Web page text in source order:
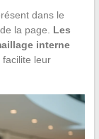
dans le
la page. Les
interne
facilite leur